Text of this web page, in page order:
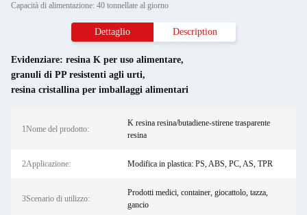
Capacità di alimentazione: 40 tonnellate al giorno
Dettaglio Description
Evidenziare: resina K per uso alimentare,
granuli di PP resistenti agli urti,
resina cristallina per imballaggi alimentari
1Nome del prodotto:
K resina resina/butadiene-stirene trasparente
resina
2Applicazione: Modifica in plastica: PS, ABS, PC, AS, TPR
3Scenario di utilizzo:
Prodotti medici, container, giocattolo, tazza,
gancio